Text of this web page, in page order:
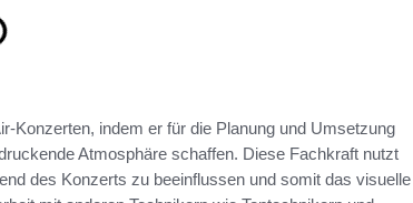
Konzerten, indem er für die Planung und Umsetzung
Atmosphäre schaffen. Diese Fachkraft nutzt
des Konzerts zu beeinflussen und somit das visuelle